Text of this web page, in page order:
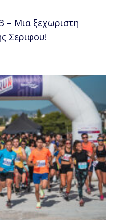
– Μια ξεχωριστη
Σεριφου!